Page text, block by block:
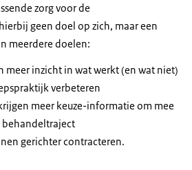
zorg voor de
geen doel op zich, maar een
meerdere doelen:
meer inzicht in wat werkt (en wat niet)
verbeteren
meer keuze-informatie om mee
behandeltraject
gerichter contracteren.